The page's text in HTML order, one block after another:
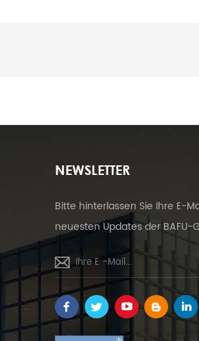
NEWSLETTER
Bitte hinterlassen Sie Ihre E-
neuesten Updates der BAFU-